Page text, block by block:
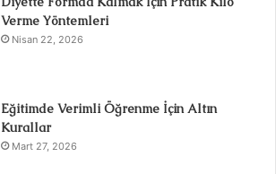
Verme Yöntemleri
Nisan 22, 2026
Eğitimde Verimli Öğrenme İçin Altın
Kurallar
Mart 27, 2026